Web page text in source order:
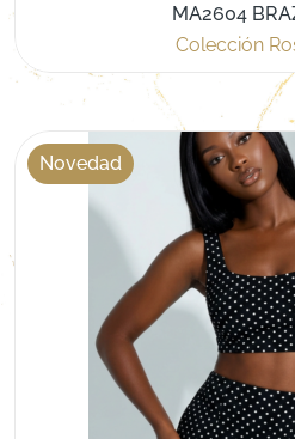
MA2604
Colección
Novedad